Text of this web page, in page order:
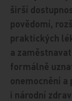
širší
povědomí,
praktických
a
formálně
onemocnění
i národní